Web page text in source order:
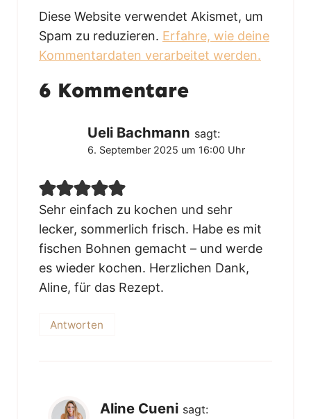
Diese Website verwendet Akismet, um
Spam zu reduzieren. Erfahre, wie deine
Kommentardaten verarbeitet werden.
6 Kommentare
Ueli Bachmann sagt:
6. September 2025 um 16:00 Uhr
Sehr einfach zu kochen und sehr
lecker, sommerlich frisch. Habe es mit
fischen Bohnen gemacht – und werde
es wieder kochen. Herzlichen Dank,
Aline, für das Rezept.
Antworten
Aline Cueni sagt: